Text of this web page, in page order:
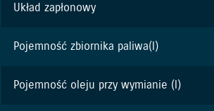
Układ zapłonowy
Pojemność zbiornika paliwa(l)
Pojemność oleju przy wymianie (l)